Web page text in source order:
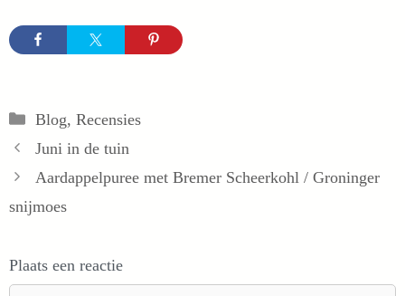
Categorieën
Blog, Recensies
Juni in de tuin
Aardappelpuree met Bremer Scheerkohl / Groninger
snijmoes
Plaats een reactie